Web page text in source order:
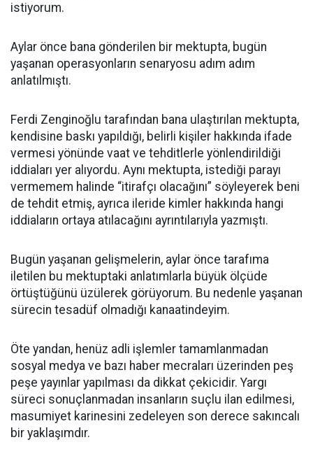
istiyorum.
Aylar önce bana gönderilen bir mektupta, bugün
yaşanan operasyonların senaryosu adım adım
anlatılmıştı.
Ferdi Zenginoğlu tarafından bana ulaştırılan mektupta,
kendisine baskı yapıldığı, belirli kişiler hakkında ifade
vermesi yönünde vaat ve tehditlerle yönlendirildiği
iddiaları yer alıyordu. Aynı mektupta, istediği parayı
vermemem halinde “itirafçı olacağını” söyleyerek beni
de tehdit etmiş, ayrıca ileride kimler hakkında hangi
iddiaların ortaya atılacağını ayrıntılarıyla yazmıştı.
Bugün yaşanan gelişmelerin, aylar önce tarafıma
iletilen bu mektuptaki anlatımlarla büyük ölçüde
örtüştüğünü üzülerek görüyorum. Bu nedenle yaşanan
sürecin tesadüf olmadığı kanaatindeyim.
Öte yandan, henüz adli işlemler tamamlanmadan
sosyal medya ve bazı haber mecraları üzerinden peş
peşe yayınlar yapılması da dikkat çekicidir. Yargı
süreci sonuçlanmadan insanların suçlu ilan edilmesi,
masumiyet karinesini zedeleyen son derece sakıncalı
bir yaklaşımdır.